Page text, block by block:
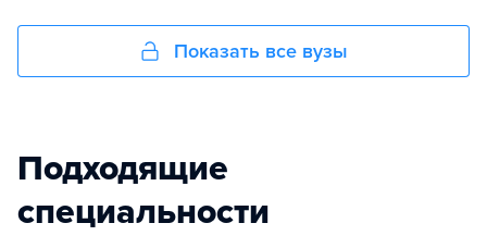
Показать все вузы
Подходящие
специальности